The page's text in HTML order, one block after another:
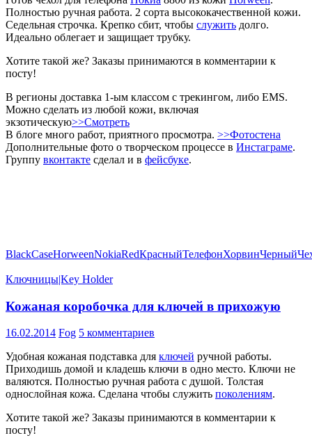
Полностью ручная работа. 2 сорта высококачественной кожи.
Седельная строчка. Крепко сбит, чтобы служить долго.
Идеально облегает и защищает трубку.
Хотите такой же? Заказы принимаются в комментарии к
посту!
В регионы доставка 1-ым классом с трекингом, либо EMS.
Можно сделать из любой кожи, включая
экзотическую>>Смотреть
В блоге много работ, приятного просмотра. >>Фотостена
Дополнительные фото о творческом процессе в Инстаграме.
Группу вконтакте сделал и в фейсбуке.
BlackCaseHorweenNokiaRedКрасныйТелефонХорвинЧерный
Ключницы|Key Holder
Кожаная коробочка для ключей в прихожую
16.02.2014 Fog 5 комментариев
Удобная кожаная подставка для ключей ручной работы.
Приходишь домой и кладешь ключи в одно место. Ключи не
валяются. Полностью ручная работа с душой. Толстая
однослойная кожа. Сделана чтобы служить поколениям.
Хотите такой же? Заказы принимаются в комментарии к
посту!